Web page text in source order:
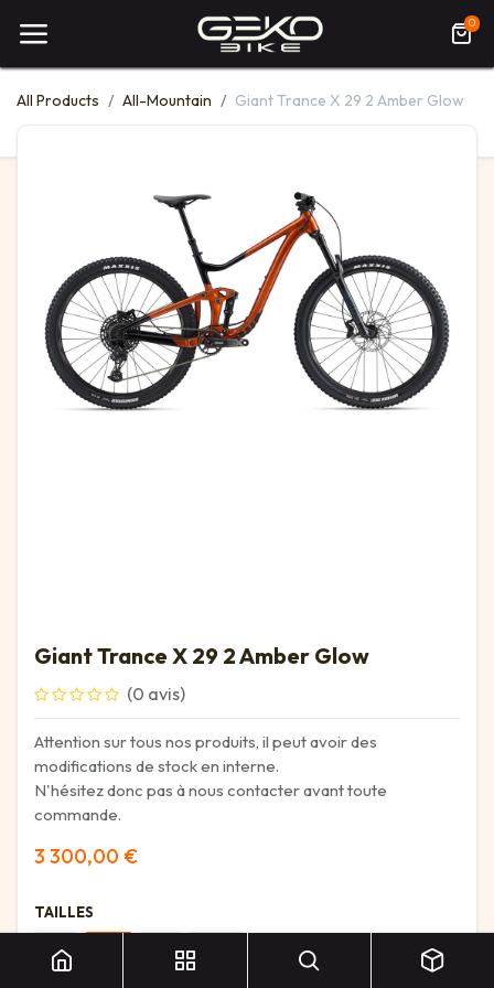
0
All Products All-Mountain Giant Trance X 29 2 Amber Glow
Giant Trance X 29 2 Amber Glow
(0 avis)
Attention sur tous nos produits, il peut avoir des
modifications de stock en interne.
N'hésitez donc pas à nous contacter avant toute
commande.
3 300,00 €
TAILLES
S